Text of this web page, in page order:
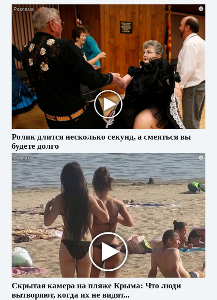
i
Ролик длится несколько секунд, а смеяться вы
будете долго
i
Скрытая камера на пляже Крыма: Что люди
вытворяют, когда их не видят...